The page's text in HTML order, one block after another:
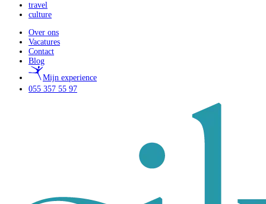
travel
culture
Over ons
Vacatures
Contact
Blog
Mijn experience
055 357 55 97